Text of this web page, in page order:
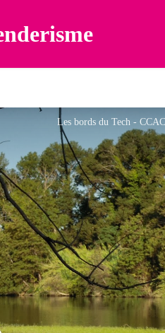
Les bords du Tech -